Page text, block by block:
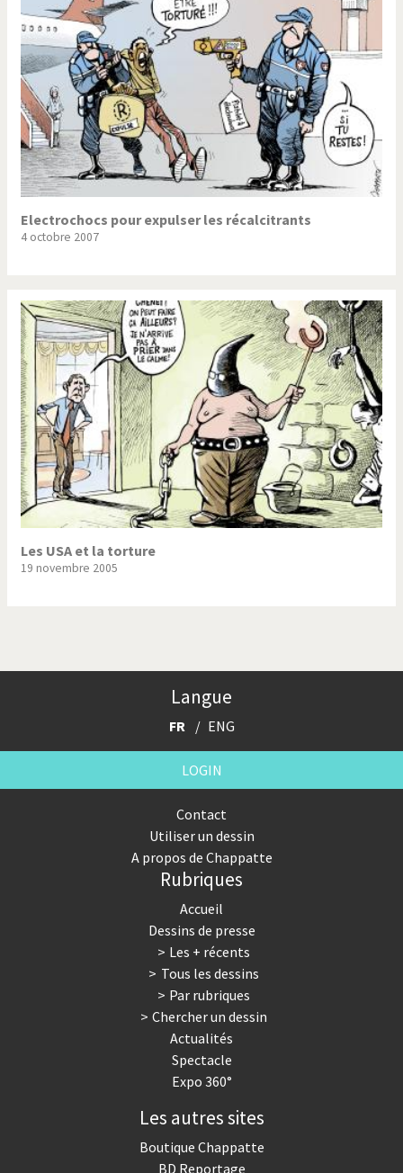
Electrochocs pour expulser les récalcitrants
4 octobre 2007
Les USA et la torture
19 novembre 2005
Langue
FR ENG
LOGIN
Contact
Utiliser un dessin
A propos de Chappatte
Rubriques
Accueil
Dessins de presse
Les + récents
Tous les dessins
Par rubriques
Chercher un dessin
Actualités
Spectacle
Expo 360°
Les autres sites
Boutique Chappatte
BD Reportage